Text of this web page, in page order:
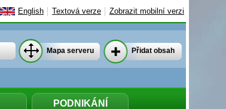
English Textová verze Zobrazit mobilní verzi
PODNIKÁNÍ
Mapa serveru Přidat obsah